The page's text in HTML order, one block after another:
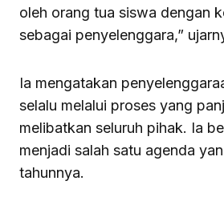
oleh orang tua siswa dengan
sebagai penyelenggara,”
Ia mengatakan
selalu melalui proses yang
melibatkan seluruh pihak. Ia
menjadi salah satu agenda
tahunnya.